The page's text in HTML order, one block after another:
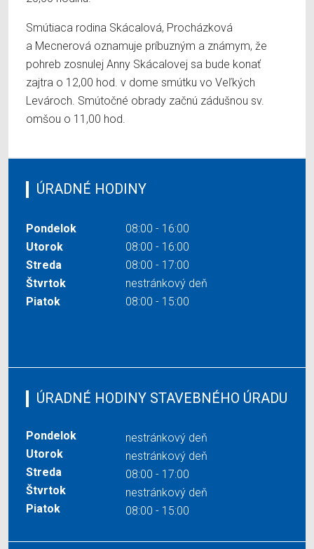
Smútiaca rodina Skácalová, Procházková
a Mecnerová oznamuje príbuzným a známym, že
pohreb zosnulej Anny Skácalovej sa bude konať
zajtra o 12,00 hod. v dome smútku vo Veľkých
Levároch. Smútočné obrady začnú zádušnou sv.
omšou o 11,00 hod.
ÚRADNÉ HODINY
Pondelok
08:00 - 16:00
Utorok
08:00 - 16:00
Streda
08:00 - 17:00
Štvrtok
nestránkový deň
Piatok
08:00 - 15:00
ÚRADNÉ HODINY STAVEBNÉHO ÚRADU
Pondelok
nestránkový deň
Utorok
nestránkový deň
Streda
08:00 - 17:00
Štvrtok
nestránkový deň
Piatok
08:00 - 15:00